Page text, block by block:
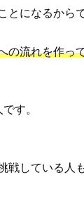
になるからで
の流れを作っ
す。
している人